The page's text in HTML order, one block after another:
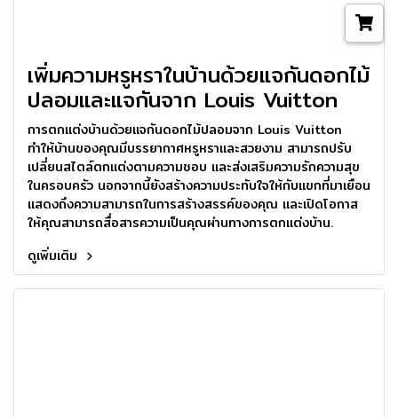
เพิ่มความหรูหราในบ้านด้วยแจกันดอกไม้
ปลอมและแจกันจาก Louis Vuitton
การตกแต่งบ้านด้วยแจกันดอกไม้ปลอมจาก Louis Vuitton
ทำให้บ้านของคุณมีบรรยากาศหรูหราและสวยงาม สามารถปรับ
เปลี่ยนสไตล์ตกแต่งตามความชอบ และส่งเสริมความรักความสุข
ในครอบครัว นอกจากนี้ยังสร้างความประทับใจให้กับแขกที่มาเยือน
แสดงถึงความสามารถในการสร้างสรรค์ของคุณ และเปิดโอกาส
ให้คุณสามารถสื่อสารความเป็นคุณผ่านทางการตกแต่งบ้าน.
ดูเพิ่มเติม